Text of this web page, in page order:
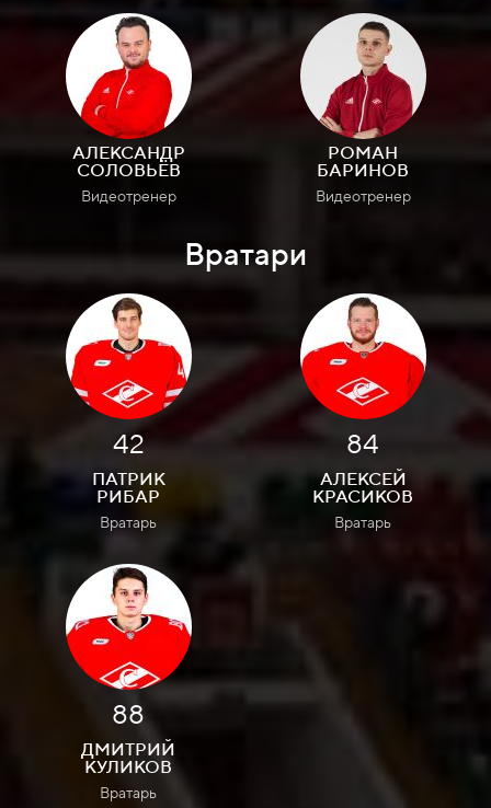
АЛЕКСАНДР
СОЛОВЬЁВ
Видеотренер
РОМАН
БАРИНОВ
Видеотренер
Вратари
42
ПАТРИК
РИБАР
Вратарь
84
АЛЕКСЕЙ
КРАСИКОВ
Вратарь
88
ДМИТРИЙ
КУЛИКОВ
Вратарь